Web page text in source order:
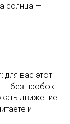
солнца —
для вас этот
— без пробок
движение
и